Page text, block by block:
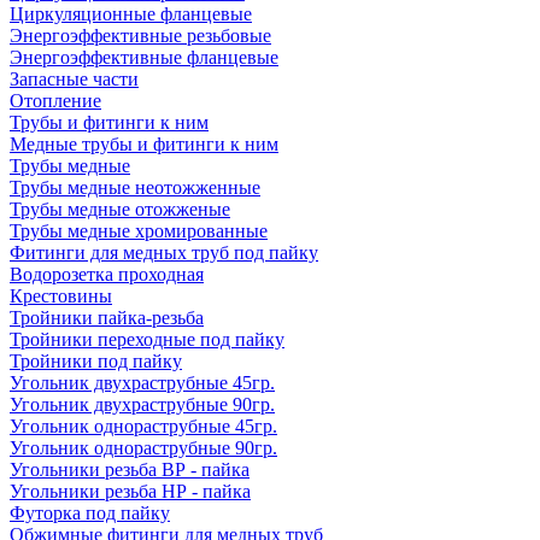
Циркуляционные фланцевые
Энергоэффективные резьбовые
Энергоэффективные фланцевые
Запасные части
Отопление
Трубы и фитинги к ним
Медные трубы и фитинги к ним
Трубы медные
Трубы медные неотожженные
Трубы медные отожженые
Трубы медные хромированные
Фитинги для медных труб под пайку
Водорозетка проходная
Крестовины
Тройники пайка-резьба
Тройники переходные под пайку
Тройники под пайку
Угольник двухраструбные 45гр.
Угольник двухраструбные 90гр.
Угольник однораструбные 45гр.
Угольник однораструбные 90гр.
Угольники резьба ВР - пайка
Угольники резьба НР - пайка
Футорка под пайку
Обжимные фитинги для медных труб